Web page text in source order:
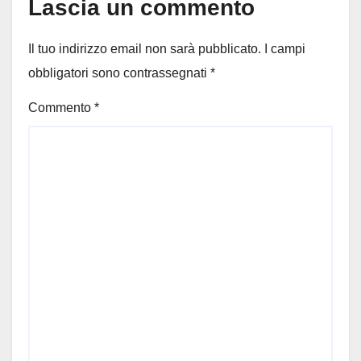
Lascia un commento
Il tuo indirizzo email non sarà pubblicato.
I campi
obbligatori sono contrassegnati *
Commento *